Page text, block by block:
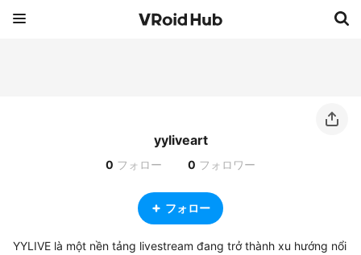
yyliveart
0 フォロー 0 フォロワー
フォロー
YYLIVE là một nền tảng livestream đang trở thành xu hướng nổi